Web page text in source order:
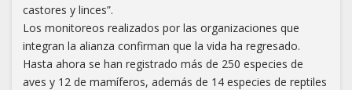
castores y linces”.
Los monitoreos realizados por las organizaciones que
integran la alianza confirman que la vida ha regresado.
Hasta ahora se han registrado más de 250 especies de
aves y 12 de mamíferos, además de 14 especies de reptiles